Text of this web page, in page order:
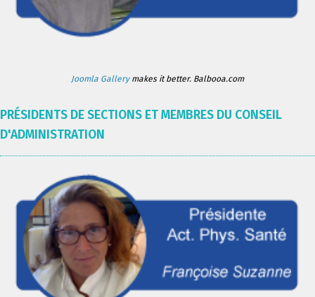
Joomla Gallerymakes it better. Balbooa.com
PRÉSIDENTS DE SECTIONS ET MEMBRES DU CONSEIL
D'ADMINISTRATION